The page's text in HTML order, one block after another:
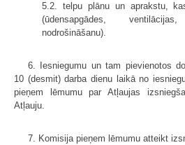
5.2. telpu plānu un aprakstu,
(ūdensapgādes,
nodrošināšanu).
6. Iesniegumu un tam pievienotos
10 (desmit) darba dienu laikā no
pieņem lēmumu par Atļaujas
Atļauju.
7. Komisija pieņem lēmumu atteikt